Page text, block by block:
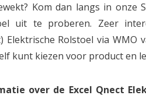
Kom dan langs in onze
uit te proberen. Zeer
Elektrische Rolstoel via WMO
kunt kiezen voor product en
over de Excel Qnect